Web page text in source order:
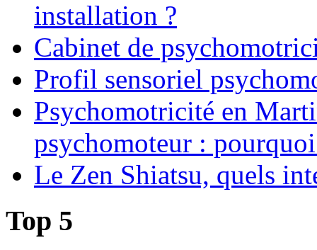
installation ?
Cabinet de
Profil sensoriel
Psychomotricité en
psychomoteur :
Le Zen Shiatsu, quels
Top 5